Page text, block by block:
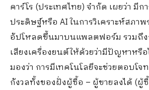
คาร์โร (ประเทศไทย) จำกัด เผยว่า มี
ประดิษฐ์หรือ AI ในการวิเคราะห์สภา
อัปโหลดขึ้นมาบนแพลตฟอร์ม รวมถึงก
เสียงเครื่องยนต์ให้ด้วยว่ามีปัญหาหรื
มองว่า การมีเทคโนโลยีจะช่วยตอบโจ
กังวลทั้งของฝั่งผู้ซื้อ – ผู้ขายลงได้ (ผู้